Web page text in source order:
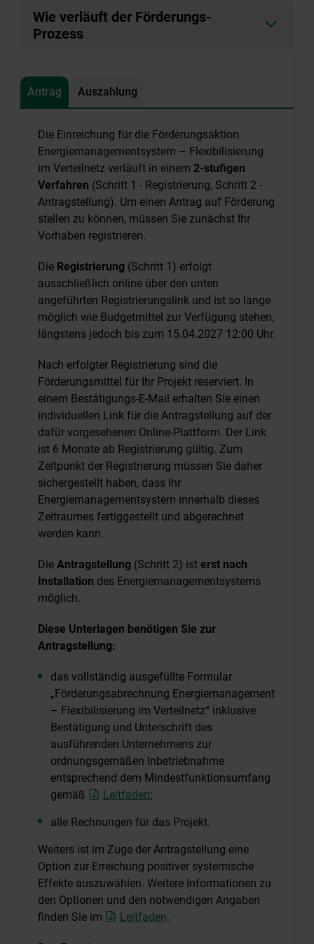
Wie verläuft der Förderungs-
Prozess
Antrag Auszahlung
Die Einreichung für die Förderungsaktion
Energiemanagementsystem – Flexibilisierung
im Verteilnetz verläuft in einem 2-stufigen
Verfahren (Schritt 1 - Registrierung, Schritt 2 -
Antragstellung). Um einen Antrag auf Förderung
stellen zu können, müssen Sie zunächst Ihr
Vorhaben registrieren.
Die Registrierung (Schritt 1) erfolgt
ausschließlich online über den unten
angeführten Registrierungslink und ist so lange
möglich wie Budgetmittel zur Verfügung stehen,
längstens jedoch bis zum 15.04.2027 12:00 Uhr.
Nach erfolgter Registrierung sind die
Förderungsmittel für Ihr Projekt reserviert. In
einem Bestätigungs-E-Mail erhalten Sie einen
individuellen Link für die Antragstellung auf der
dafür vorgesehenen Online-Plattform. Der Link
ist 6 Monate ab Registrierung gültig. Zum
Zeitpunkt der Registrierung müssen Sie daher
sichergestellt haben, dass Ihr
Energiemanagementsystem innerhalb dieses
Zeitraumes fertiggestellt und abgerechnet
werden kann.
Die Antragstellung (Schritt 2) ist erst nach
Installation des Energiemanagementsystems
möglich.
Diese Unterlagen benötigen Sie zur
Antragstellung:
das vollständig ausgefüllte Formular
„Förderungsabrechnung Energiemanagement
– Flexibilisierung im Verteilnetz“ inklusive
Bestätigung und Unterschrift des
ausführenden Unternehmens zur
ordnungsgemäßen Inbetriebnahme
entsprechend dem Mindestfunktionsumfang
gemäß
Leitfaden;
alle Rechnungen für das Projekt.
Weiters ist im Zuge der Antragstellung eine
Option zur Erreichung positiver systemische
Effekte auszuwählen. Weitere Informationen zu
den Optionen und den notwendigen Angaben
finden Sie im
Leitfaden.